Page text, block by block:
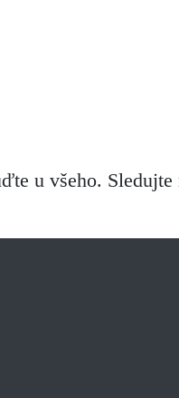
u všeho. Sledujte